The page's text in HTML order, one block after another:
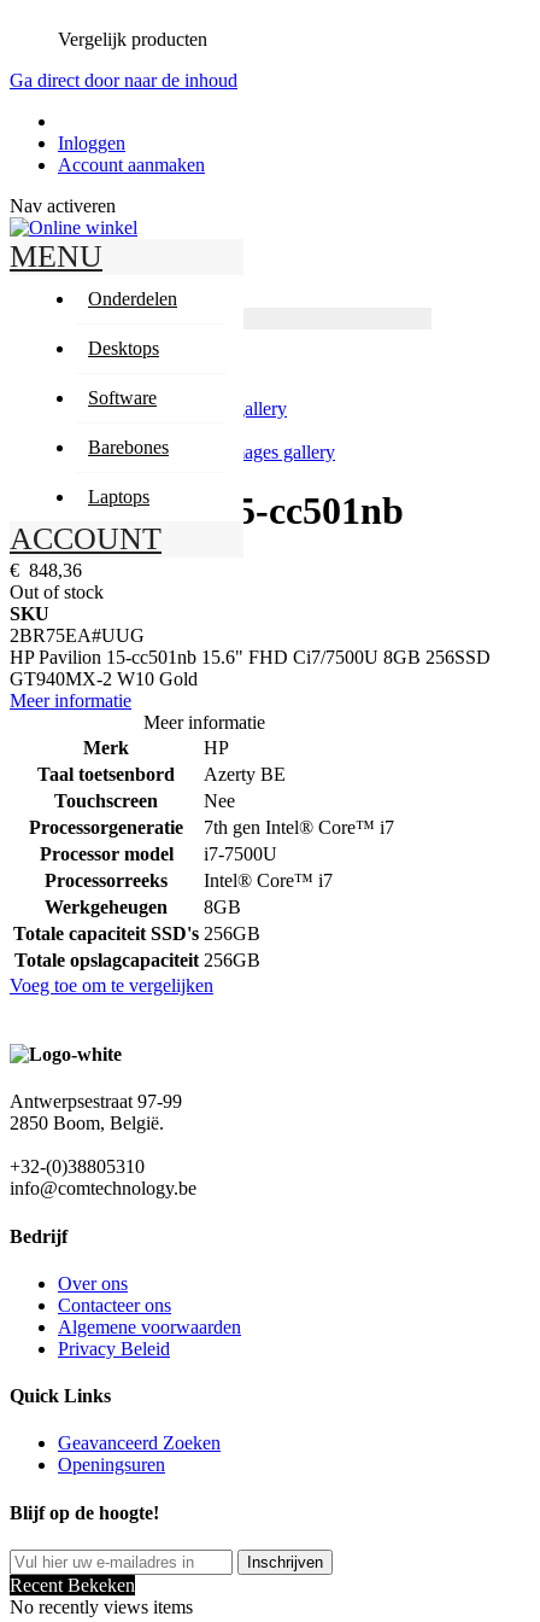
Vergelijk producten
Ga direct door naar de inhoud
Inloggen
Account aanmaken
Nav activeren
MENU
Onderdelen
Desktops
Software
Barebones
Laptops
ACCOUNT
Zoeken
Zoeken
Geavanceerd zoeken
Mijn winkelwagen
Skip to the end of the images gallery
Skip to the beginning of the images gallery
HP Pavilion 15-cc501nb
€ 848,36
Out of stock
SKU
2BR75EA#UUG
HP Pavilion 15-cc501nb 15.6" FHD Ci7/7500U 8GB 256SSD
GT940MX-2 W10 Gold
Meer informatie
Meer informatie
Merk
HP
Taal toetsenbord
Azerty BE
Touchscreen
Nee
Processorgeneratie
7th gen Intel® Core™ i7
Processor model
i7-7500U
Processorreeks
Intel® Core™ i7
Werkgeheugen
8GB
Totale capaciteit SSD's 256GB
Totale opslagcapaciteit 256GB
Voeg toe om te vergelijken
Antwerpsestraat 97-99
2850 Boom, België.
+32-(0)38805310
info@comtechnology.be
Bedrijf
Over ons
Contacteer ons
Algemene voorwaarden
Privacy Beleid
Quick Links
Geavanceerd Zoeken
Openingsuren
Blijf op de hoogte!
Inschrijven
Recent Bekeken
No recently views items